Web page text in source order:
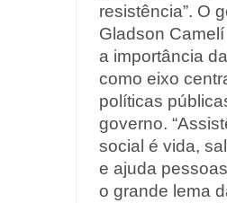
resistência”. O
Gladson
a importância
como eixo
políticas
governo.
social é vida,
e ajuda
o grande lema